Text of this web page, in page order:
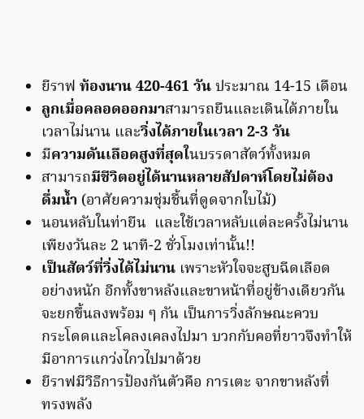
ยีราฟ ท้องนาน 420-461 วันประมาณ 14-15 เดือน
ลูกเมื่อคลอดออกมาสามารถยืนและเดินได้ภายใน
เวลาไม่นาน และวิ่งได้ภายในเวลา 2-3 วัน
มีความดันเลือดสูงที่สุดในบรรดาสัตว์ทั้งหมด
สามารถมีชีวิตอยู่ได้นานหลายสัปดาห์โดยไม่ต้อง
ดื่มน้ำ (อาศัยความชุ่มชื้นที่ดูดจากใบไม้)
นอนหลับในท่ายืน และใช้เวลาหลับแต่ละครั้งไม่นาน
เพียงวันละ 2 นาที-2 ชั่วโมงเท่านั้น!!
เป็นสัตว์ที่วิ่งได้ไม่นาน เพราะหัวใจจะสูบฉีดเลือด
อย่างหนัก อีกทั้งขาหลังและขาหน้าที่อยู่ข้างเดียวกัน
จะยกขึ้นลงพร้อม ๆ กัน เป็นการวิ่งลักษณะควบ
กระโดดและโคลงเคลงไปมา บวกกับคอที่ยาวจึงทำให้
มีอาการแกว่งไกวไปมาด้วย
ยีราฟมีวิธีการป้องกันตัวคือ การเตะ จากขาหลังที่
ทรงพลัง